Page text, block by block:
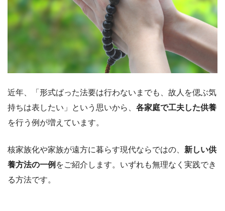
近年、「形式ばった法要は行わないまでも、故人を偲ぶ気
持ちは表したい」という思いから、 各家庭で工夫した供養
を行う例が増えています。
核家族化や家族が遠方に暮らす現代ならではの、 新しい供
養方法の一例 をご紹介します。いずれも無理なく実践でき
る方法です。